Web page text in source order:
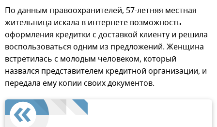
По данным правоохранителей, 57-летняя местная
жительница искала в интернете возможность
оформления кредитки с доставкой клиенту и решила
воспользоваться одним из предложений. Женщина
встретилась с молодым человеком, который
назвался представителем кредитной организации, и
передала ему копии своих документов.